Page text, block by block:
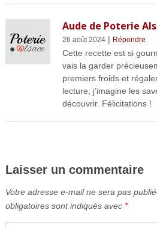
Aude de Poterie
26 août 2024| Répondre
Cette recette est si
vais la garder
premiers froids et
lecture, j’imagine les
découvrir. Félicitations !
Laisser un commentaire
Votre adresse e-mail ne sera pas
obligatoires sont indiqués avec *